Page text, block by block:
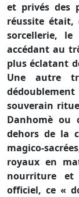
et privés des
réussite était,
sorcellerie,
accédant au
plus éclatant
Une autre
souverain
Danhomè ou
dehors de la
magico-
royaux en
nourriture et
officiel, ce «